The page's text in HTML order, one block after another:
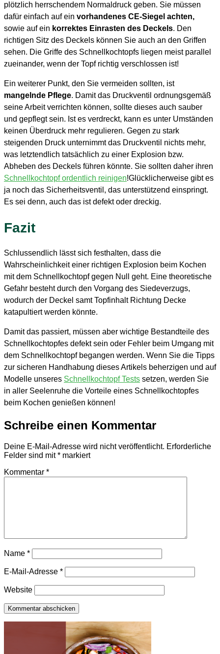
plötzlich herrschendem Normaldruck geben. Sie müssen
dafür einfach auf ein vorhandenes CE-Siegel achten,
sowie auf ein korrektes Einrasten des Deckels. Den
richtigen Sitz des Deckels können Sie auch an den Griffen
sehen. Die Griffe des Schnellkochtopfs liegen meist parallel
zueinander, wenn der Topf richtig verschlossen ist!
Ein weiterer Punkt, den Sie vermeiden sollten, ist
mangelnde Pflege. Damit das Druckventil ordnungsgemäß
seine Arbeit verrichten können, sollte dieses auch sauber
und gepflegt sein. Ist es verdreckt, kann es unter Umständen
keinen Überdruck mehr regulieren. Gegen zu stark
steigenden Druck unternimmt das Druckventil nichts mehr,
was letztendlich tatsächlich zu einer Explosion bzw.
Abheben des Deckels führen könnte. Sie sollten daher ihren
Schnellkochtopf ordentlich reinigen!Glücklicherweise gibt es
ja noch das Sicherheitsventil, das unterstützend einspringt.
Es sei denn, auch das ist defekt oder dreckig.
Fazit
Schlussendlich lässt sich festhalten, dass die
Wahrscheinlichkeit einer richtigen Explosion beim Kochen
mit dem Schnellkochtopf gegen Null geht. Eine theoretische
Gefahr besteht durch den Vorgang des Siedeverzugs,
wodurch der Deckel samt Topfinhalt Richtung Decke
katapultiert werden könnte.
Damit das passiert, müssen aber wichtige Bestandteile des
Schnellkochtopfes defekt sein oder Fehler beim Umgang mit
dem Schnellkochtopf begangen werden. Wenn Sie die Tipps
zur sicheren Handhabung dieses Artikels beherzigen und auf
Modelle unseres Schnellkochtopf Tests setzen, werden Sie
in aller Seelenruhe die Vorteile eines Schnellkochtopfes
beim Kochen genießen können!
Schreibe einen Kommentar
Deine E-Mail-Adresse wird nicht veröffentlicht. Erforderliche
Felder sind mit* markiert
Kommentar *
Name *
E-Mail-Adresse *
Website